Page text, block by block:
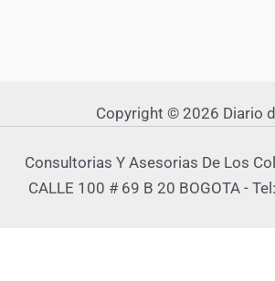
Copyright © 2026 Diario
Consultorias Y Asesorias De Los
CALLE 100 # 69 B 20 BOGOTA -